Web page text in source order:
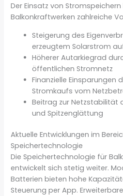
Der Einsatz von
Balkonkraftwerken zahlreiche
Steigerung des
erzeugtem Solarstrom
Höherer Autarkiegrad
öffentlichen Stromnetz
Finanzielle Einsparungen
Stromkaufs vom
Beitrag zur Netzstabilität
und Spitzenglättung
Aktuelle Entwicklungen im
Speichertechnologie
Die Speichertechnologie für
entwickelt sich stetig weiter.
Batterien bieten hohe
Steuerung per App.